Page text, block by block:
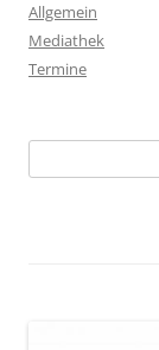
Allgemein
Mediathek
Termine
nach: